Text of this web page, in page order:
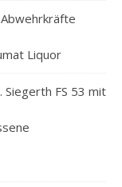
Liquor
Siegerth FS 53 mit